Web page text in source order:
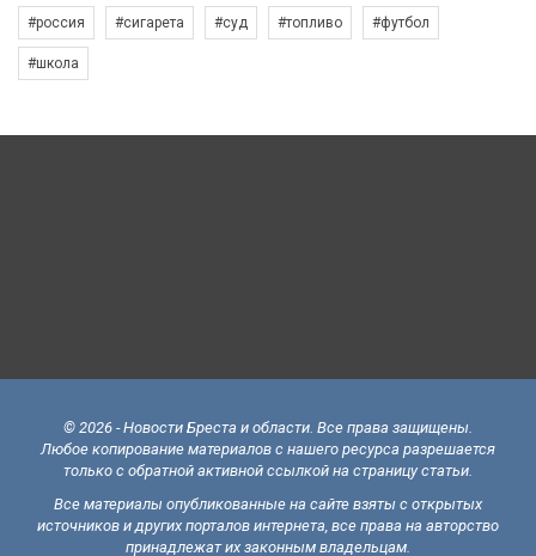
#россия #сигарета #суд #топливо #футбол
#школа
© 2026 - Новости Бреста и области. Все права защищены.
Любое копирование материалов с нашего ресурса разрешается
только с обратной активной ссылкой на страницу статьи.
Все материалы опубликованные на сайте взяты с открытых
источников и других порталов интернета, все права на авторство
принадлежат их законным владельцам.